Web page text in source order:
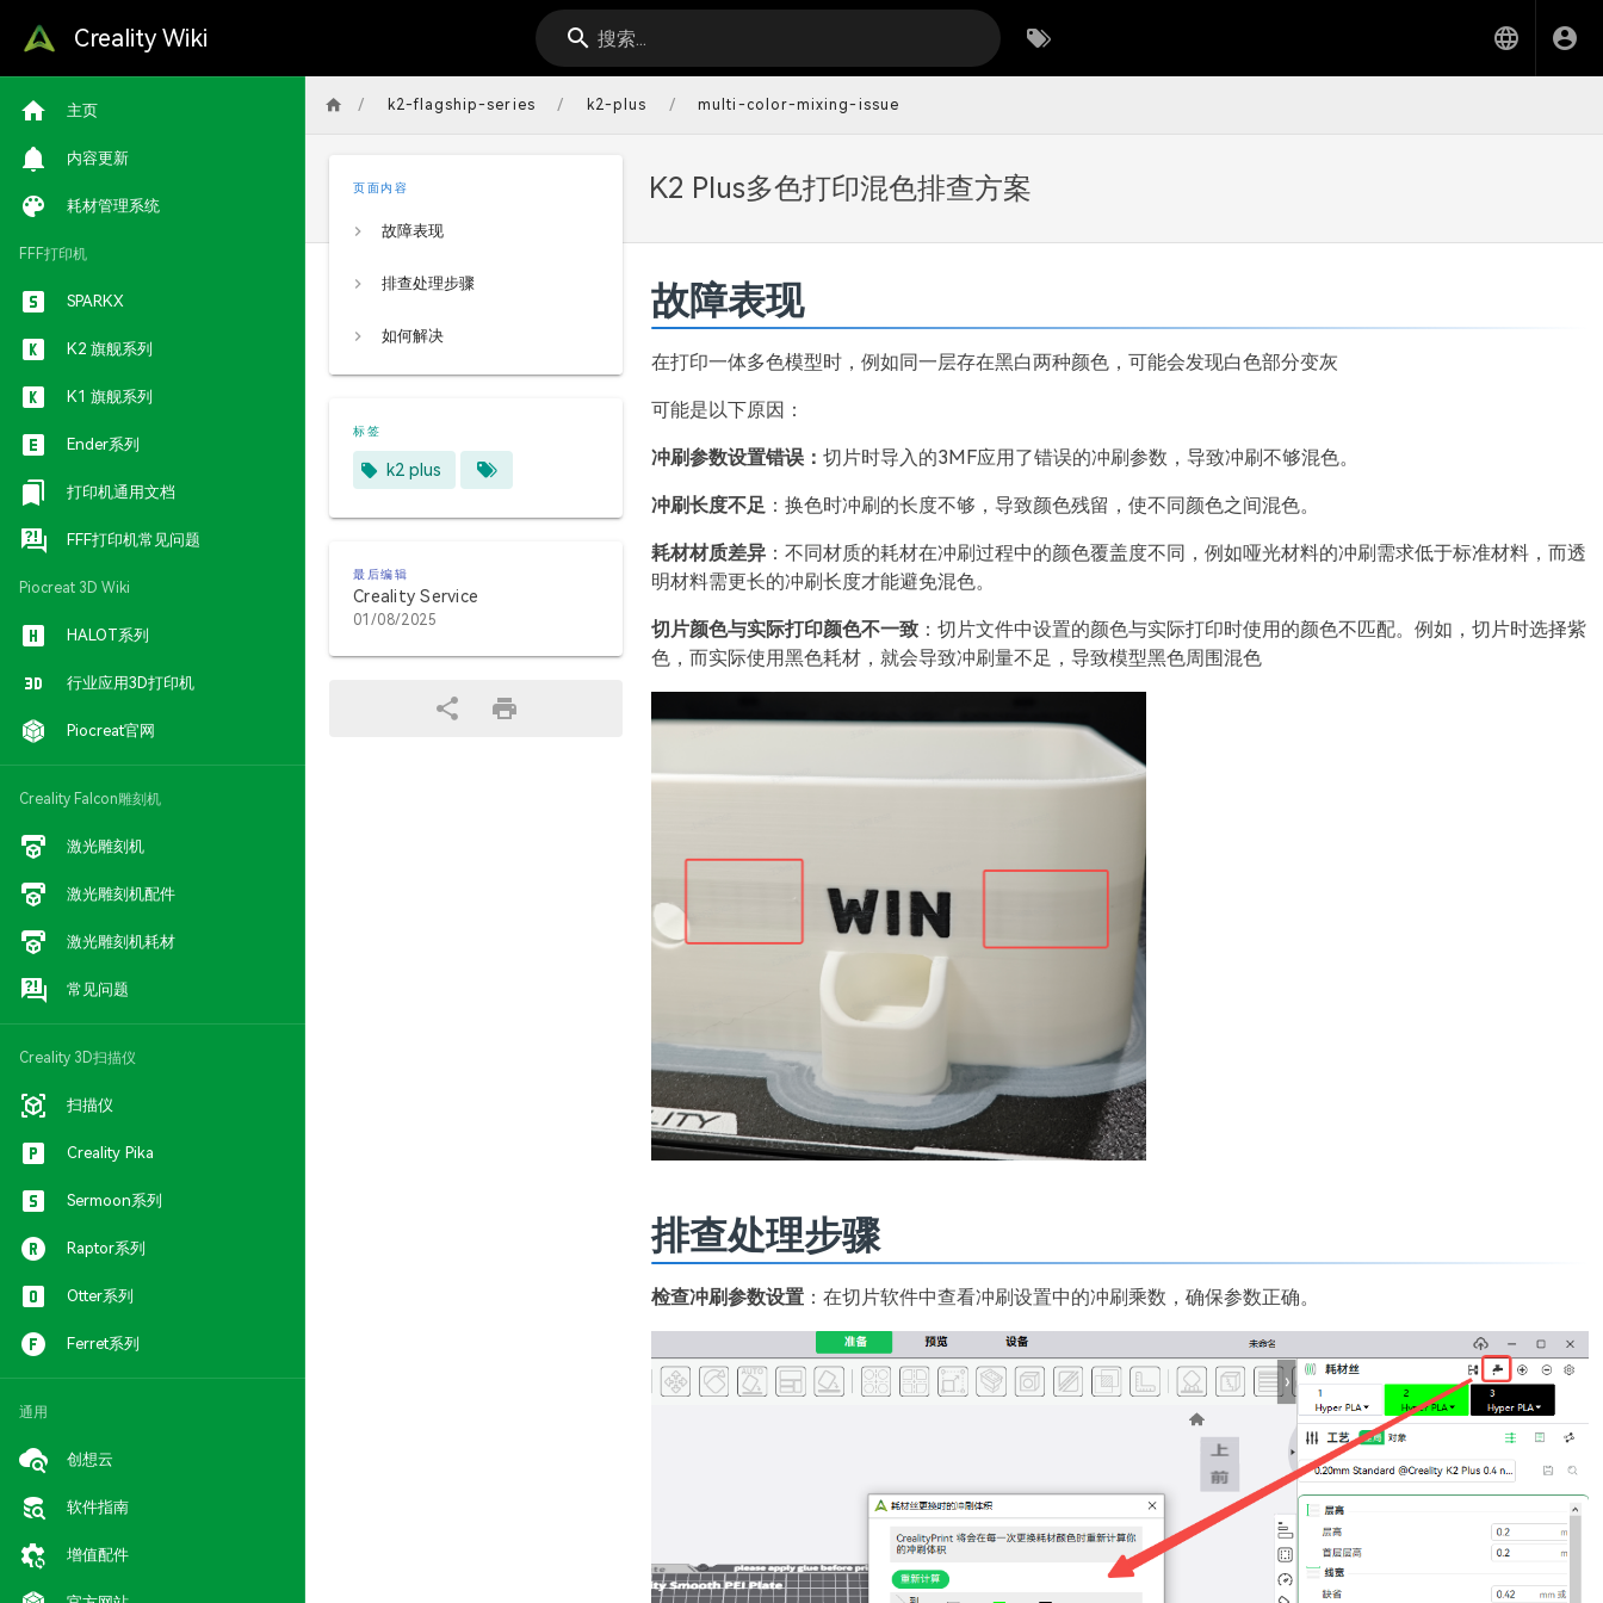
Creality Wiki 搜索...
主页
内容更新
耗材管理系统
FFF打印机
SPARKX
K2 旗舰系列
K1 旗舰系列
Ender系列
打印机通用文档
FFF打印机常见问题
Piocreat 3D Wiki
HALOT系列
行业应用3D打印机
Piocreat官网
Creality Falcon雕刻机
激光雕刻机
激光雕刻机配件
激光雕刻机耗材
常见问题
Creality 3D扫描仪
扫描仪
Creality Pika
Sermoon系列
Raptor系列
Otter系列
Ferret系列
通用
创想云
软件指南
增值配件
/ k2-flagship-series / k2-plus / multi-color-mixing-issue
K2 Plus多色打印混色排查方案
页面内容
故障表现
排查处理步骤
如何解决
标签
k2 plus
最后编辑
Creality Service
01/08/2025
故障表现
在打印一体多色模型时，例如同一层存在黑白两种颜色，可能会发现白色部分变灰
可能是以下原因：
冲刷参数设置错误： 切片时导入的3MF应用了错误的冲刷参数，导致冲刷不够混色。
冲刷长度不足 ：换色时冲刷的长度不够，导致颜色残留，使不同颜色之间混色。
耗材材质差异 ：不同材质的耗材在冲刷过程中的颜色覆盖度不同，例如哑光材料的冲刷需求低于标准材料，而透
明材料需更长的冲刷长度才能避免混色。
切片颜色与实际打印颜色不一致 ：切片文件中设置的颜色与实际打印时使用的颜色不匹配。例如，切片时选择紫
色，而实际使用黑色耗材，就会导致冲刷量不足，导致模型黑色周围混色
排查处理步骤
检查冲刷参数设置 ：在切片软件中查看冲刷设置中的冲刷乘数，确保参数正确。